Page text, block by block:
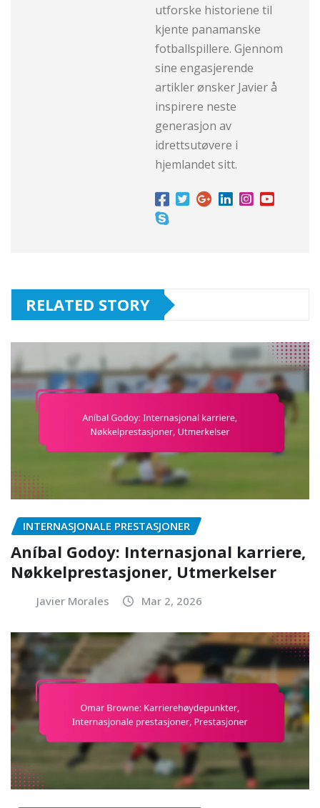
utforske historiene til
kjente panamanske
fotballspillere. Gjennom
sine engasjerende
artikler ønsker Javier å
inspirere neste
generasjon av
idrettsutøvere i
hjemlandet sitt.
RELATED STORY
INTERNASJONALE PRESTASJONER
Aníbal Godoy: Internasjonal karriere,
Nøkkelprestasjoner, Utmerkelser
Javier Morales Mar 2, 2026